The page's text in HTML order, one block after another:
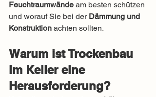
Feuchtraumwände am besten schützen
und worauf Sie bei der Dämmung und
Konstruktion achten sollten.
Warum ist Trockenbau
im Keller eine
Herausforderung?